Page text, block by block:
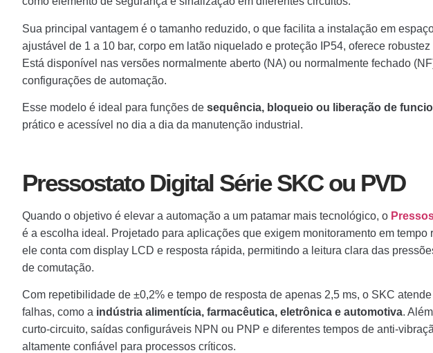
Sua principal vantagem é o tamanho reduzido, o que facilita a instalação em
ajustável de 1 a 10 bar, corpo em latão niquelado e proteção IP54, oferece
Está disponível nas versões normalmente aberto (NA) ou normalmente fechado
configurações de automação.
Esse modelo é ideal para funções de sequência, bloqueio ou liberação de
prático e acessível no dia a dia da manutenção industrial.
Pressostato Digital Série SKC ou PVD
Quando o objetivo é elevar a automação a um patamar mais tecnológico, o
é a escolha ideal. Projetado para aplicações que exigem monitoramento em tempo
ele conta com display LCD e resposta rápida, permitindo a leitura clara das
de comutação.
Com repetibilidade de ±0,2% e tempo de resposta de apenas 2,5 ms, o SKC
falhas, como a indústria alimentícia, farmacêutica, eletrônica e automotiva.
curto-circuito, saídas configuráveis NPN ou PNP e diferentes tempos de anti-
altamente confiável para processos críticos.